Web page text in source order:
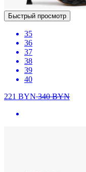
Быстрый просмотр
35
36
37
38
39
40
221 BYN340BYN